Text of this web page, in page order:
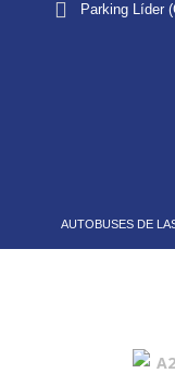
Parking Líder
AUTOBUSES DE